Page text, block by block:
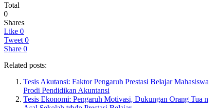
Total
0
Shares
Like 0
Tweet 0
Share 0
Related posts:
Tesis Akutansi: Faktor Pengaruh Prestasi Belajar Mahasiswa
Prodi Pendidikan Akuntansi
Tesis Ekonomi: Pengaruh Motivasi, Dukungan Orang Tua n